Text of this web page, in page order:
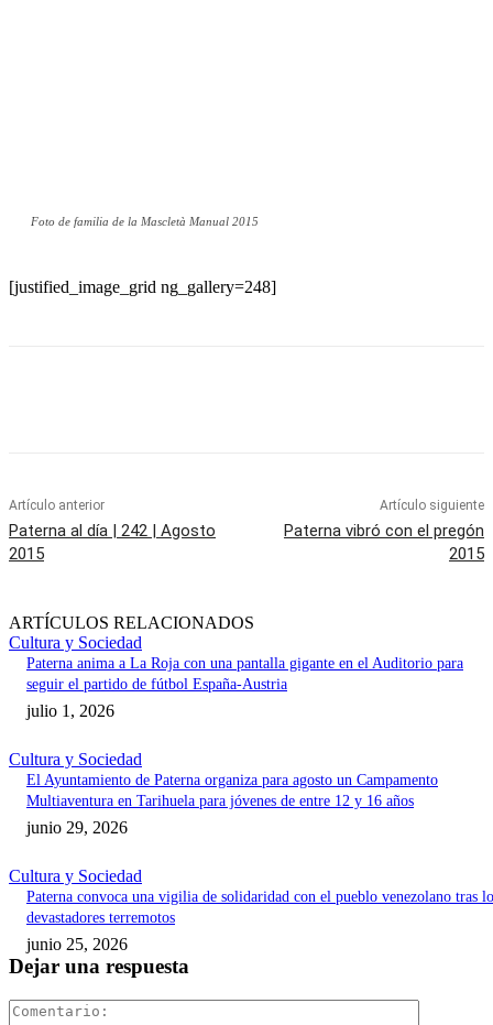
Foto de familia de la Mascletà Manual 2015
[justified_image_grid ng_gallery=248]
Artículo anterior
Paterna al día | 242 | Agosto
2015
Artículo siguiente
Paterna vibró con el pregón
2015
ARTÍCULOS RELACIONADOS
Cultura y Sociedad
Paterna anima a La Roja con una pantalla gigante en el Auditorio para
seguir el partido de fútbol España-Austria
julio 1, 2026
Cultura y Sociedad
El Ayuntamiento de Paterna organiza para agosto un Campamento
Multiaventura en Tarihuela para jóvenes de entre 12 y 16 años
junio 29, 2026
Cultura y Sociedad
Paterna convoca una vigilia de solidaridad con el pueblo venezolano tras
devastadores terremotos
junio 25, 2026
Dejar una respuesta